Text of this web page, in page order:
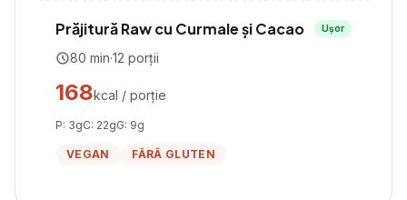
Prăjitură Raw cu Curmale și Cacao Ușor
80 min·12 porții
168kcal / porție
P: 3gC: 22gG: 9g
VEGAN FĂRĂ GLUTEN